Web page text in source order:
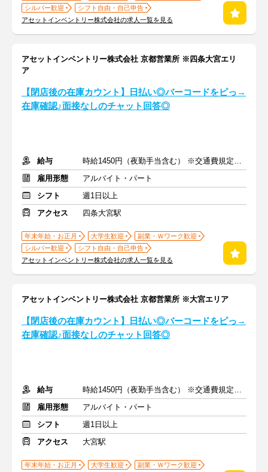
シルバー歓迎
シフト自由・自己申告
アセットインベントリー株式会社の求人一覧を見る
アセットインベントリー株式会社 京都営業所 ※四条大宮エリ
ア
【閉店後の在庫カウント】日払い◎バーコードをピっ→
在庫確認♪面接なしのチャット回答◎
給与
時給1450円（夜勤手当含む） ※交通費規定内支給
雇用形態
アルバイト・パート
シフト
週1日以上
アクセス
四条大宮駅
年末年始・お正月 大学生歓迎
副業・Ｗワーク歓迎
シルバー歓迎
シフト自由・自己申告
アセットインベントリー株式会社の求人一覧を見る
アセットインベントリー株式会社 京都営業所 ※大宮エリア
【閉店後の在庫カウント】日払い◎バーコードをピっ→
在庫確認♪面接なしのチャット回答◎
給与
時給1450円（夜勤手当含む） ※交通費規定内支給
雇用形態
アルバイト・パート
シフト
週1日以上
アクセス
大宮駅
年末年始・お正月 大学生歓迎 副業・Ｗワーク歓迎